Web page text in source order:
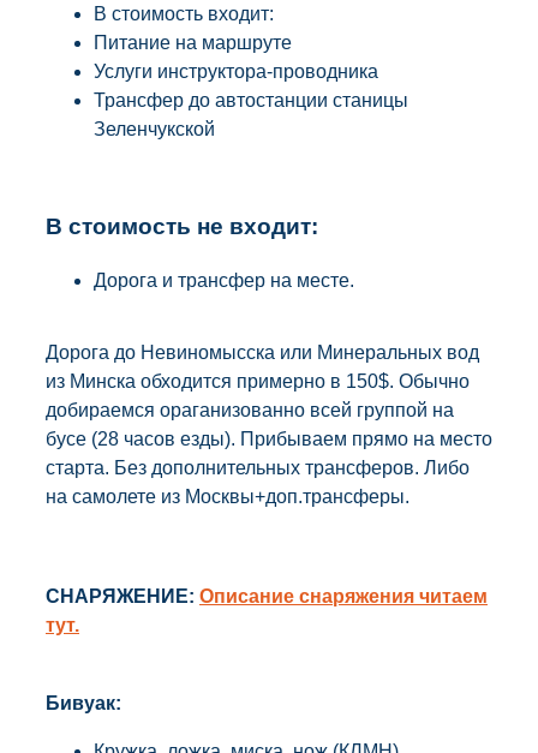
В стоимость входит:
Питание на маршруте
Услуги инструктора-проводника
Трансфер до автостанции станицы
Зеленчукской
В стоимость не входит:
Дорога и трансфер на месте.
Дорога до Невиномысска или Минеральных вод
из Минска обходится примерно в 150$. Обычно
добираемся ораганизованно всей группой на
бусе (28 часов езды). Прибываем прямо на место
старта. Без дополнительных трансферов. Либо
на самолете из Москвы+доп.трансферы.
СНАРЯЖЕНИЕ: Описание снаряжения читаем
тут.
Бивуак: